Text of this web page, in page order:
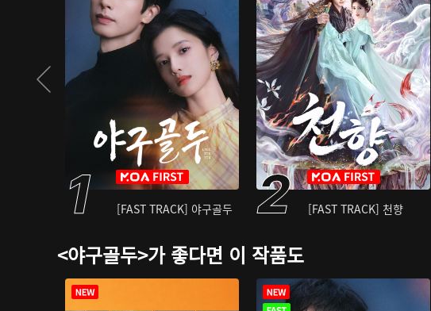
[FAST TRACK] 야구골두 [FAST TRACK] 천향
<야구골두>가 좋다면 이 작품도